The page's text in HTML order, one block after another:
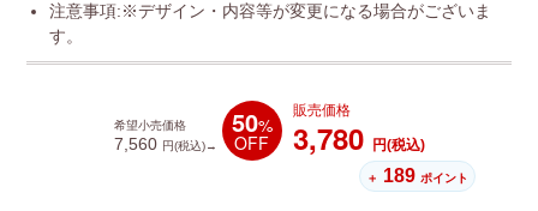
注意事項:※デザイン・内容等が変更になる場合がございま
す。
希望小売価格
7,560 円(税込)→
50%
OFF
販売価格
3,780 円(税込)
＋ 189 ポイント